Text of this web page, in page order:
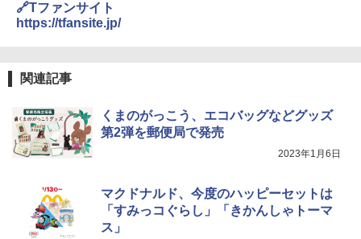
￥3,248
ょうゆ 高たんぱく&低糖質 さらに塩分控
えめ 75g×12個
0℃ 1段調理 フラットテーブル 電子レン
ジ 赤外線センサー ノンフライ調理 簡単
￥34,546
🔗Tファンサイト
https://tfansite.jp/
関連記事
くまのがっこう、エコバッグなどグッズ
第2弾を郵便局で発売
2023年1月6日
マクドナルド、今度のハッピーセットは
「すみっコぐらし」「きかんしゃトーマ
ス」